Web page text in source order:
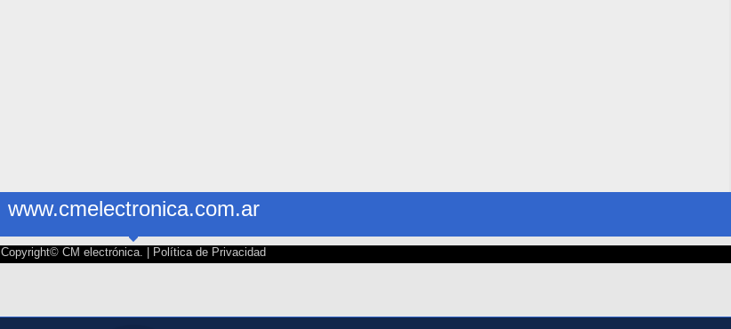
www.cmelectronica.com.ar
Copyright© CM electrónica. | Política de Privacidad